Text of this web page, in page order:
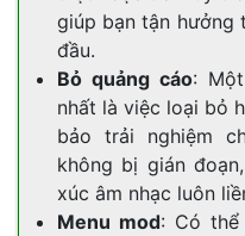
giúp bạn tận hưởng
đầu.
Bỏ quảng cáo:
nhất là việc loại bỏ
bảo trải nghiệm
không bị gián
xúc âm nhạc luôn
Menu mod: Có